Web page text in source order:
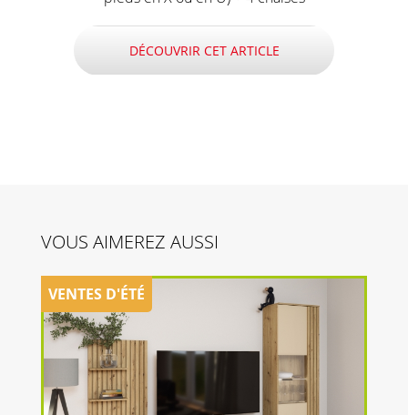
DÉCOUVRIR CET ARTICLE
VOUS AIMEREZ AUSSI